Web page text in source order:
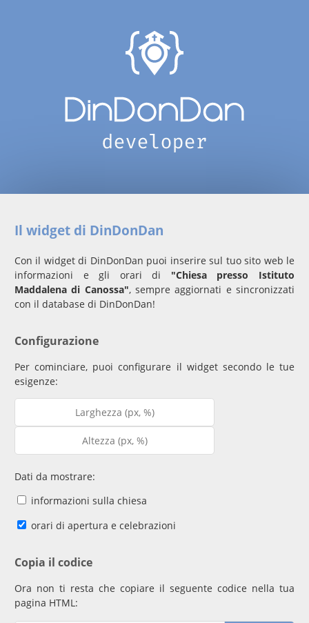
Il widget di DinDonDan
Con il widget di DinDonDan puoi inserire sul tuo sito web le
informazioni e gli orari di "Chiesa presso Istituto
Maddalena di Canossa", sempre aggiornati e sincronizzati
con il database di DinDonDan!
Configurazione
Per cominciare, puoi configurare il widget secondo le tue
esigenze:
Dati da mostrare:
informazioni sulla chiesa
orari di apertura e celebrazioni
Copia il codice
Ora non ti resta che copiare il seguente codice nella tua
pagina HTML: